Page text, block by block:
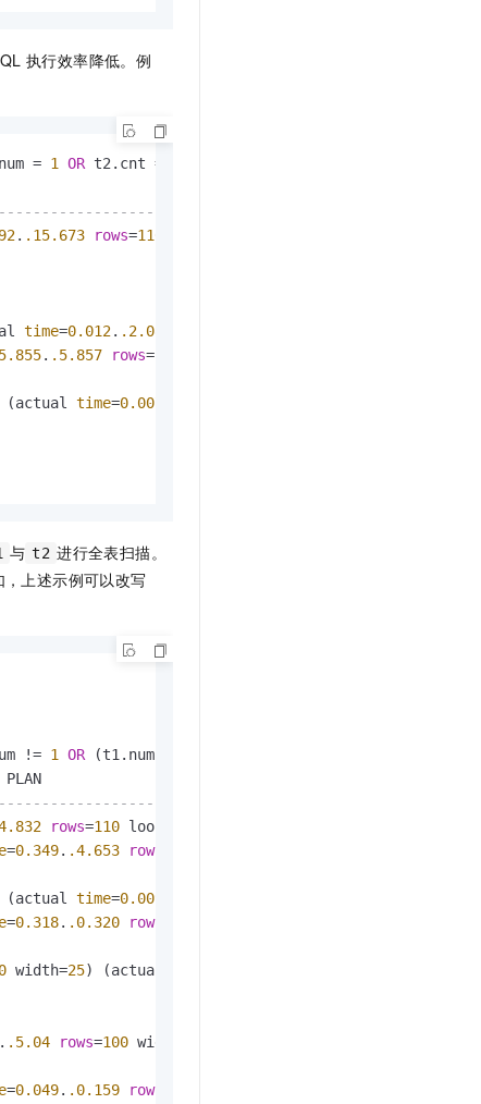
执行效率降低。例
= 1 OR t2.cnt =
. .15.673 rows=110
time=0.012. .2.080
5.855. .5.857 rows=
(actual time=0.007
与 t2 进行全表扫描。
上述示例可以改写
!= 1 OR (t1.num
.832 rows=110 loops
=0.349. .4.653 rows
(actual time=0.009
=0.318. .0.320 rows
width=25) (actual
. .5.04 rows=100 width
=0.049. .0.159 rows
从文本、图片、视频中提取结构化的属性信息
通过自然语言交互简化开发流程,全栈开发支持